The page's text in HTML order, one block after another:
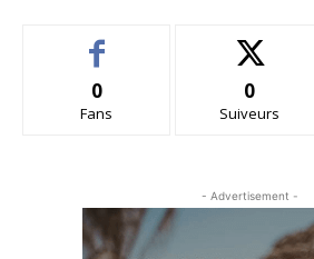
0
Fans
0
Suiveurs
- Advertisement -